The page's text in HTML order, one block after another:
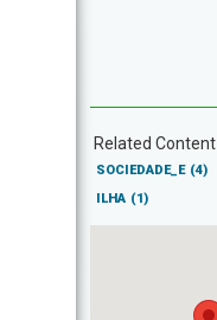
Related Content
SOCIEDADE_E (4)
ILHA (1)